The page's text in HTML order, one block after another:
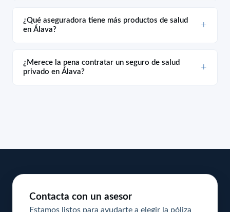
¿Qué aseguradora tiene más productos de salud
en Álava?
¿Merece la pena contratar un seguro de salud
privado en Álava?
Contacta con un asesor
Estamos listos para ayudarte a elegir la póliza